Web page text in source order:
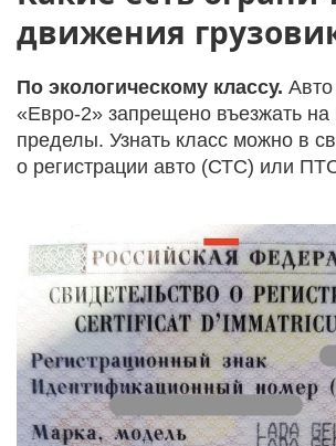
движения
По экологическому классу.
«Евро-2» запрещено въезжать
пределы. Узнать класс можно в
о регистрации авто (СТС) или